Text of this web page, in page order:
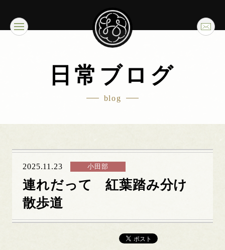
日常ブログ
blog
2025.11.23 小田部
連れだって 紅葉踏み分け
散歩道